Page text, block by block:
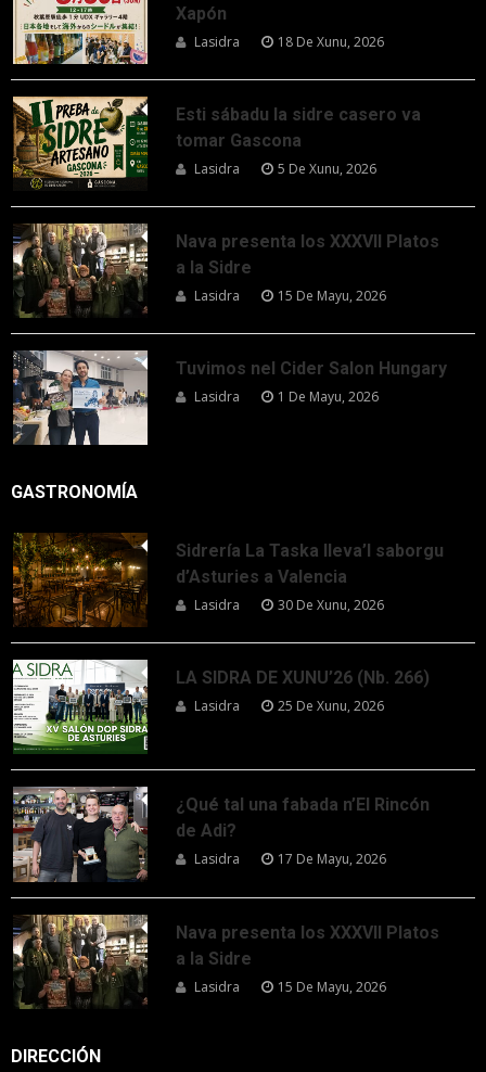
Xapón
Lasidra 18 De Xunu, 2026
Esti sábadu la sidre casero va
tomar Gascona
Lasidra 5 De Xunu, 2026
Nava presenta los XXXVII Platos
a la Sidre
Lasidra 15 De Mayu, 2026
Tuvimos nel Cider Salon Hungary
Lasidra 1 De Mayu, 2026
GASTRONOMÍA
Sidrería La Taska lleva’l saborgu
d’Asturies a Valencia
Lasidra 30 De Xunu, 2026
LA SIDRA DE XUNU’26 (Nb. 266)
Lasidra 25 De Xunu, 2026
¿Qué tal una fabada n’El Rincón
de Adi?
Lasidra 17 De Mayu, 2026
Nava presenta los XXXVII Platos
a la Sidre
Lasidra 15 De Mayu, 2026
DIRECCIÓN